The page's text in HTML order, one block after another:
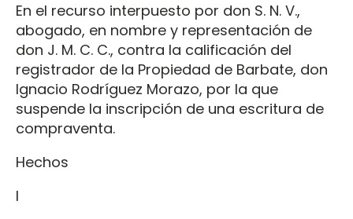
En el recurso interpuesto por don S. N. V.,
abogado, en nombre y representación de
don J. M. C. C., contra la calificación del
registrador de la Propiedad de Barbate, don
Ignacio Rodríguez Morazo, por la que
suspende la inscripción de una escritura de
compraventa.
Hechos
I